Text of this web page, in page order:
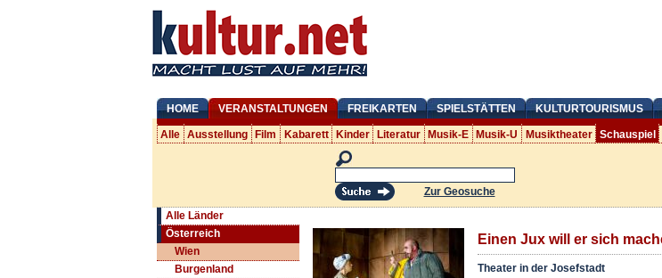
HOME VERANSTALTUNGEN FREIKARTEN SPIELSTÄTTEN KULTURTOURISMUS
Alle Ausstellung Film Kabarett Kinder Literatur Musik-E Musik-U Musiktheater Schauspiel
Zur Geosuche
Alle Länder
Österreich
Wien
Burgenland
Einen Jux will er sich
Theater in der Josefstadt